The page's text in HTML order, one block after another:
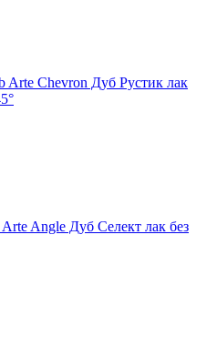
Arte Chevron Дуб Рустик лак
Angle Дуб Селект лак без